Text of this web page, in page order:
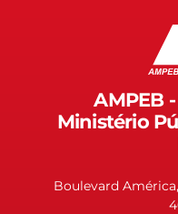
AMPEB
Ministério
Boulevard